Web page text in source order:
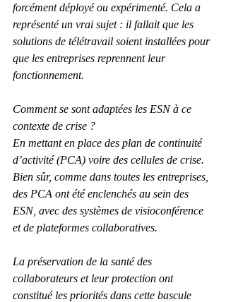
forcément déployé ou expérimenté. Cela a
représenté un vrai sujet : il fallait que les
solutions de télétravail soient installées pour
que les entreprises reprennent leur
fonctionnement.
Comment se sont adaptées les ESN à ce
contexte de crise ?
En mettant en place des plan de continuité
d’activité (PCA) voire des cellules de crise.
Bien sûr, comme dans toutes les entreprises,
des PCA ont été enclenchés au sein des
ESN, avec des systèmes de visioconférence
et de plateformes collaboratives.
La préservation de la santé des
collaborateurs et leur protection ont
constitué les priorités dans cette bascule